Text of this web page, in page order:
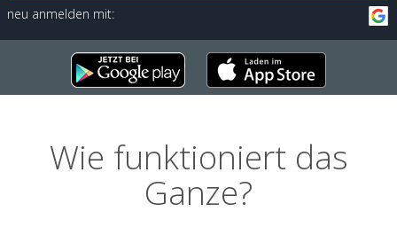
neu anmelden mit:
Wie funktioniert das
Ganze?